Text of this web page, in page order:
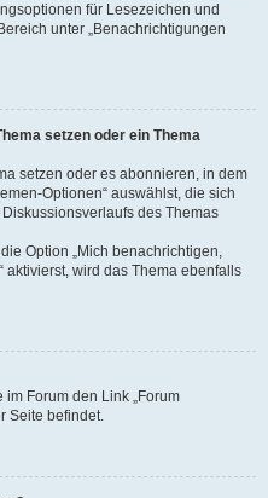
für Lesezeichen und
unter „Benachrichtigungen
setzen oder ein Thema
setzen oder es abonnieren, in dem
Optionen“ auswählst, die sich
des Themas
Option „Mich benachrichtigen,
aktivierst, wird das Thema ebenfalls
Forum den Link „Forum
Seite befindet.